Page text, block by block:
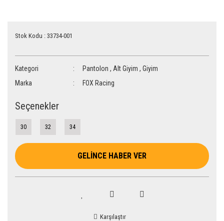
Stok Kodu : 33734-001
Kategori Pantolon , Alt Giyim ,Giyim
Marka
FOX Racing
Seçenekler
30 32 34
GELİNCE HABER VER
Karşılaştır